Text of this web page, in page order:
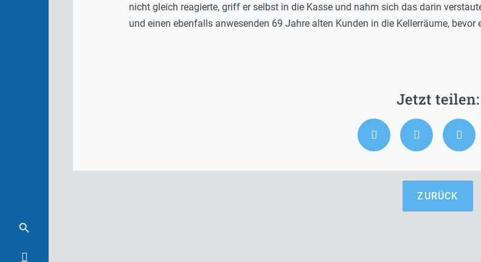
nicht gleich reagierte, griff er selbst in die Kasse und nahm sich das darin
und einen ebenfalls anwesenden 69 Jahre alten Kunden in die Kellerräume, bevor
ZURÜCK